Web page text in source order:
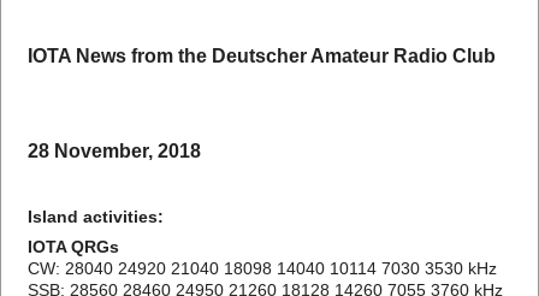
IOTA News from the Deutscher Amateur Radio Club
28 November, 2018
Island activities:
IOTA QRGs
CW: 28040 24920 21040 18098 14040 10114 7030 3530 kHz
SSB: 28560 28460 24950 21260 18128 14260 7055 3760 kHz